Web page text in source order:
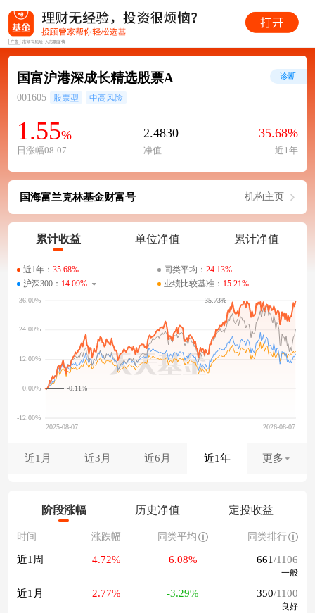
国富沪港深成长精选股票A
001605 股票型 中高风险
1.55%
日涨幅08-07
2.4830
净值
35.68%
近1年
诊断
国海富兰克林基金财富号 机构主页
累计收益 单位净值 累计净值
近1年： 35.68% 同类平均： 24.13%
沪深300： 14.09% 业绩比较基准： 15.21%
-0.11%
35.73%
近1月 近3月 近6月 近1年 更多
阶段涨幅 历史净值 定投收益
时间 涨跌幅 同类平均 同类排行
近1周 4.72% 6.08% 661/1106
一般
近1月 2.77% -3.29% 350/1100
良好